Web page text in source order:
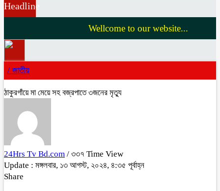
Headline
Wellcome to our website...
/ জাতীয়
ঠাকুরগাঁয়ে মা মেয়ে সহ বজ্রপাতে ৩জনের মৃত্যু
24Hrs Tv Bd.com / ৩৩৭ Time View
Update : মঙ্গলবার, ১৩ আগস্ট, ২০২৪, ৪:৩৫ পূর্বাহ্ন
Share